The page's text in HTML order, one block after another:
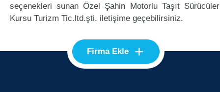
seçenekleri sunan Özel Şahin Motorlu Taşıt
Kursu Turizm Tic.ltd.şti. iletişime geçebilirsiniz.
Firma Ekle +